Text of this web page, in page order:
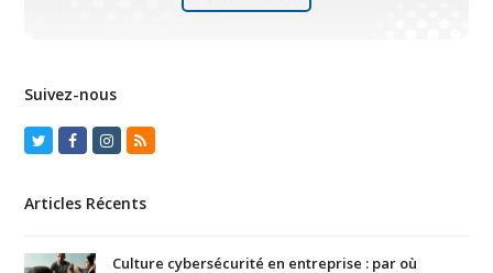
Suivez-nous
TwitterFacebook
Instagram
RSS
Articles Récents
Culture cybersécurité en entreprise : par où